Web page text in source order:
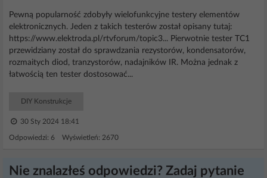
Pewną popularność zdobyły wielofunkcyjne testery elementów
elektronicznych. Jeden z takich testerów został opisany tutaj:
https://www.elektroda.pl/rtvforum/topic3... Pierwotnie tester TC1
przewidziany został do sprawdzania rezystorów, kondensatorów,
rozmaitych diod, tranzystorów, nadajników IR. Można jednak z
łatwością ten tester dostosować...
DIY Konstrukcje
30 Sty 2024 18:41
Odpowiedzi: 6 Wyświetleń: 2670
Nie znalazłeś odpowiedzi? Zadaj pytanie